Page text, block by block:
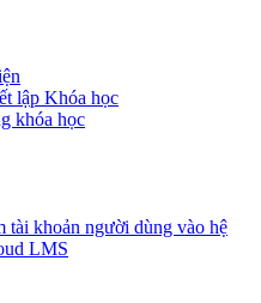
lập Khóa học
khóa học
tài khoản người dùng vào hệ
LMS